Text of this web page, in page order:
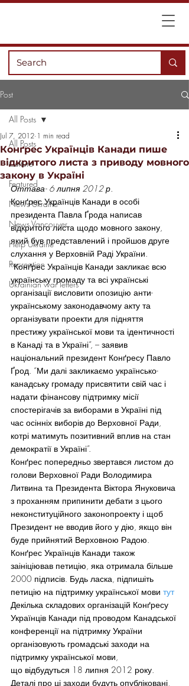
Post
All Posts
Culture
Featured
News Ukraine
News Vancouver
Help Ukraine
Recreation
Ukrainian war letters
All Posts
Конґрес Українців Канади пише
відкритого листа з приводу мовного
закону в Україні
Jul 7, 2012 1 min read
Оттава- 6 липня 2012 р.
Конґрес Українців Канади в особі
президента Павла Ґрода написав
відкритого листа щодо мовного закону,
який був представлений і пройшов друге
слухання у Верховній Раді України.
“Конґрес Українців Канади закликає всю
українську громаду та всі українські
організації висловити опозицію анти-
українському законодавчому акту та
організувати проекти для підняття
престижу української мови та ідентичності
в Канаді та в Україні”, – заявив
національний президент Конґресу Павло
Ґрод. “Ми далі закликаємо українсько-
канадську громаду присвятити свій час і
надати фінансову підтримку місії
спостерігачів за виборами в Україні під
час осінніх виборів до Верховної Ради,
котрі матимуть позитивний вплив на стан
демократії в Україні”.
Конґрес попередньо звертався листом до
голови Верховної Ради Володимира
Литвина та Президента Віктора Януковича
з проханням припинити дебати з цього
неконституційного законопроекту і щоб
Президент не вводив його у дію, якщо він
буде прийнятий Верховною Радою.
Конґрес Українців Канади також
заініціював петицію, яка отримала більше
2000 підписів. Будь ласка, підпишіть
петицію на підтримку української мови тут
Декілька складових організацій Конґресу
Українців Канади під проводом Канадської
конференції на підтримку України
організовують громадські заходи на
підтримку української мови,
що відбудуться 18 липня 2012 року.
Деталі про ці заходи будуть опубліковані,